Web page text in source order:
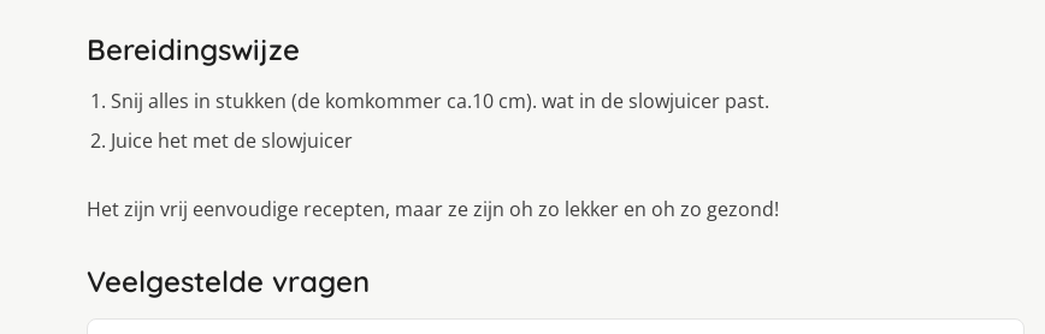
Bereidingswijze
Snij alles in stukken (de komkommer ca.10 cm). wat in de slowjuicer past.
Juice het met de slowjuicer
Het zijn vrij eenvoudige recepten, maar ze zijn oh zo lekker en oh zo gezond!
Veelgestelde vragen